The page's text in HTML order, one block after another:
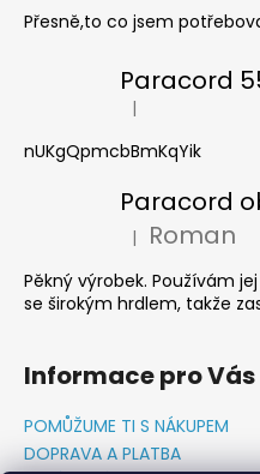
Přesně,to co jsem
Hodnocení
|
nUKgQpmcbBmKqYik
Paracord
Hodnocení
| Roman
Pěkný výrobek. Používám
se širokým hrdlem, takže
Informace pro Vás
POMŮŽUME TI S NÁKUPEM
DOPRAVA A PLATBA